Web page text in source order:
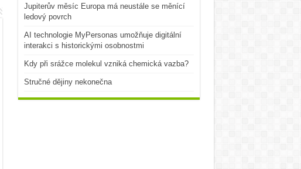
Jupiterův měsíc Europa má neustále se měnící
ledový povrch
AI technologie MyPersonas umožňuje digitální
interakci s historickými osobnostmi
Kdy při srážce molekul vzniká chemická vazba?
Stručné dějiny nekonečna